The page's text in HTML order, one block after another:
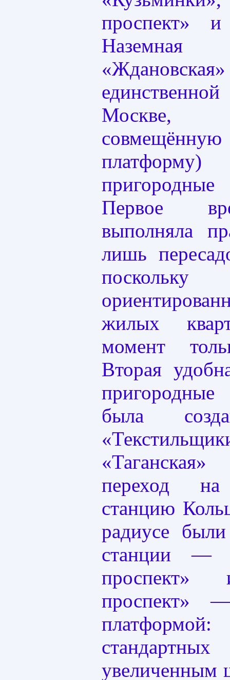
проспект» и
платформу)
пригородные
Первое
выполняла
лишь
жилых
момент
Вторая
пригородные
была
переход
станцию
радиусе
станции —
проспект»
проспект»
увеличенным